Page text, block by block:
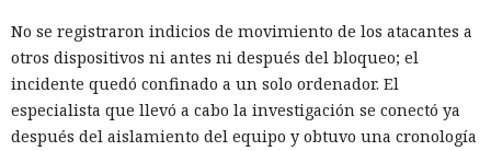
No se registraron indicios de movimiento de los atacantes a
otros dispositivos ni antes ni después del bloqueo; el
incidente quedó confinado a un solo ordenador. El
especialista que llevó a cabo la investigación se conectó ya
después del aislamiento del equipo y obtuvo una cronología